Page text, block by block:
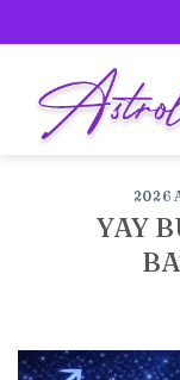
atla
2026
YAY